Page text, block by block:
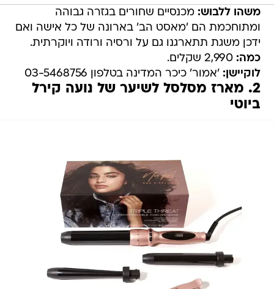
משהו ללבוש: מכנסיים שחורים בגזרה גבוהה
ומתוחכמת הם 'מאסט הב' בארונה של כל אישה ואם
ידכן משגת תתארגנו גם על ורסיה ורודה ויוקרתית.
כמה: 2,990 שקלים.
לוקיישן: 'אמור' כיכר המדינה בטלפון 03-5468756
2. מארז מסלסל לשיער של נועה קירל
ביוטי